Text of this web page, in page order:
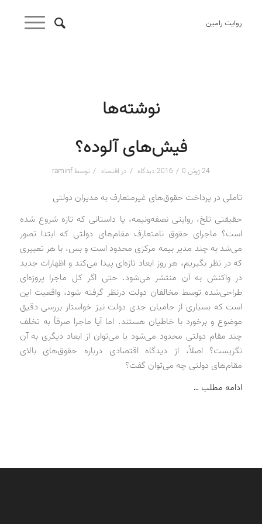
روایت رامین
نوشته‌ها
فیش‌های آلوده؟
24 ژوئن 2016 / 0 دیدگاه / در اقتصاد / توسط raminf
تاملی در پرداخت حقوق‌های غیرمتعارف به مدیران دولتی
حقیقتی تلخ، روایتی نصفه‌و‌نیمه، یا داستانی که تازه شروع شده
است؟ ماجرای حقوق نامتعارف مقام‌های دولتی که ابتدا تصور
می‌شد به چند مدیر بیمه مرکزی محدود است و بس، با هر تعبیری
که در نظر بگیریم، هر روز ابعاد تازه‌ای پیدا می‌کند و اظهارات جدید
در واکنش به آن منتشر می‌شود. حتی اگر کل ماجرا پروژه‌ای
طراحی‌شده توسط مخالفان دولت درنظر گرفته شود، واقعیت این
است که بسیاری از حامیان جدی دولت نیز خواستار بررسی دقیق
موضوع و برخورد با خاطیان هستند. اما آیا ماجرا صرفاً به تخلف
چند مقام دولتی محدود می‌شود یا می‌توان از ابعاد دیگری به آن
نگریست؟ اصلاً، از دیدگاه اقتصادی درباره حقوق‌های بالای
مقام‌های دولتی چه می‌توان گفت؟
ادامه مطلب …